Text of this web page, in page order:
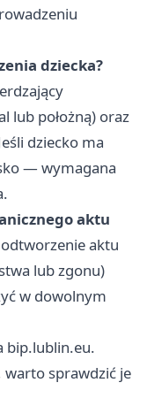
dziecka?
lub położną) oraz
dziecko ma
— wymagana
aktu
aktu
lub zgonu)
w dowolnym
bip.lublin.eu.
warto sprawdzić je